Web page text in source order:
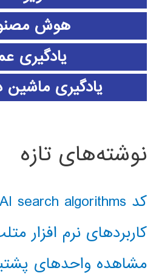
هوش
یادگیری
یادگیری ماشین
نوشته‌های تازه
کد classical AI search algorithms
کاربردهای نرم افزار
مشاهده واحدهای